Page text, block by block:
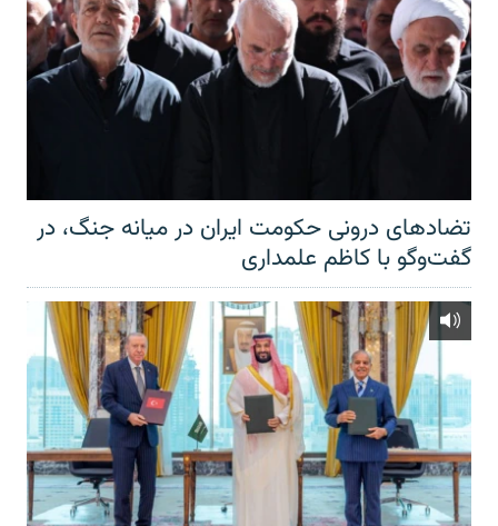
تضادهای درونی حکومت ایران در میانه جنگ، در
گفت‌‌وگو با کاظم علمداری